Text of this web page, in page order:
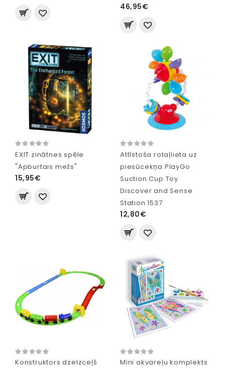
46,95€
EXIT zinātnes spēle
"Apburtais mežs"
15,95€
Attīstoša rotaļlieta uz
piesūcekņa PlayGo
Suction Cup Toy
Discover and Sense
Station 1537
12,80€
Konstruktors dzelzceļš
Mini akvareļu komplekts